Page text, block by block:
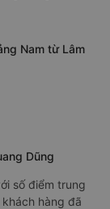
Nam từ Lâm
Dũng
số điểm trung
hàng đã